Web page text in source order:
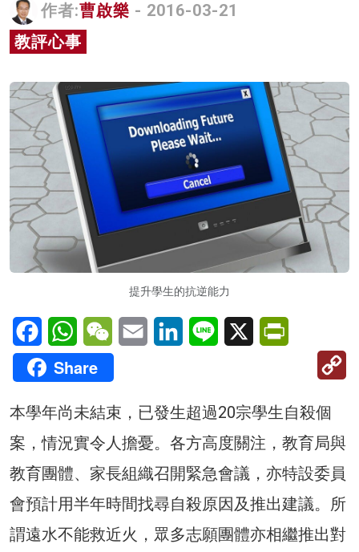
作者:曹啟樂 - 2016-03-21
教評心事
提升學生的抗逆能力
FacebookWhatsAppWeChatEmail LinkedInLine X
Share
本學年尚未結束，已發生超過20宗學生自殺個
案，情況實令人擔憂。各方高度關注，教育局與
教育團體、家長組織召開緊急會議，亦特設委員
會預計用半年時間找尋自殺原因及推出建議。所
謂遠水不能救近火，眾多志願團體亦相繼推出對